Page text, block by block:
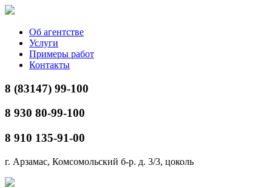
Об агентстве
Услуги
Примеры работ
Контакты
8 (83147) 99-100
8 930 80-99-100
8 910 135-91-00
г. Арзамас, Комсомольский б-р. д. 3/3, цоколь